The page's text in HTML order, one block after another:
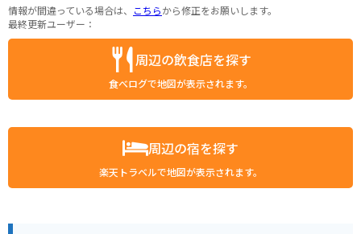
情報が間違っている場合は、 こちらから修正をお願いします。
最終更新ユーザー：
周辺の飲食店を探す
食べログで地図が表示されます。
周辺の宿を探す
楽天トラベルで地図が表示されます。